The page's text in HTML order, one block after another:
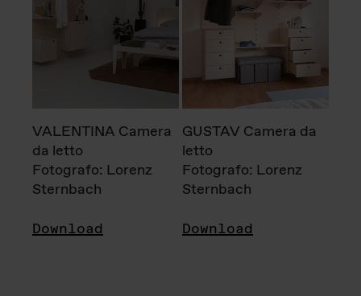
VALENTINA Camera
da letto
Fotografo: Lorenz
Sternbach
Download
GUSTAV Camera da
letto
Fotografo: Lorenz
Sternbach
Download